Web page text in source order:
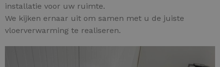
installatie voor uw ruimte.
We kijken ernaar uit om samen met u de juiste
vloerverwarming te realiseren.